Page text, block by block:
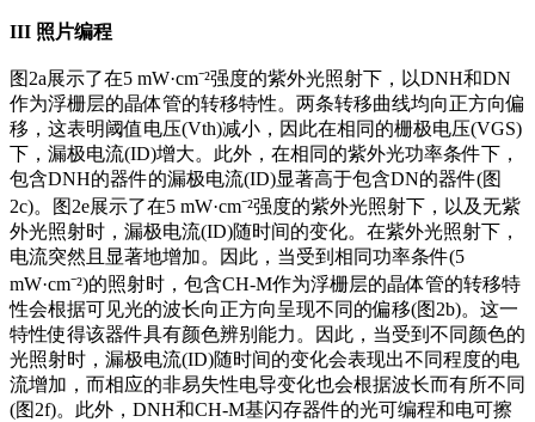
III 照片编程
图2a展示了在5 mW·cm⁻²强度的紫外光照射下，以DNH和DN
作为浮栅层的晶体管的转移特性。两条转移曲线均向正方向偏
移，这表明阈值电压(Vth)减小，因此在相同的栅极电压(VGS)
下，漏极电流(ID)增大。此外，在相同的紫外光功率条件下，
包含DNH的器件的漏极电流(ID)显著高于包含DN的器件(图
2c)。图2e展示了在5 mW·cm⁻²强度的紫外光照射下，以及无紫
外光照射时，漏极电流(ID)随时间的变化。在紫外光照射下，
电流突然且显著地增加。因此，当受到相同功率条件(5
mW·cm⁻²)的照射时，包含CH-M作为浮栅层的晶体管的转移特
性会根据可见光的波长向正方向呈现不同的偏移(图2b)。这一
特性使得该器件具有颜色辨别能力。因此，当受到不同颜色的
光照射时，漏极电流(ID)随时间的变化会表现出不同程度的电
流增加，而相应的非易失性电导变化也会根据波长而有所不同
(图2f)。此外，DNH和CH-M基闪存器件的光可编程和电可擦